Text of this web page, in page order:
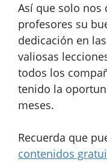
Así que solo nos
profesores su
dedicación en
valiosas
todos los
tenido la
meses.
Recuerda que
contenidos